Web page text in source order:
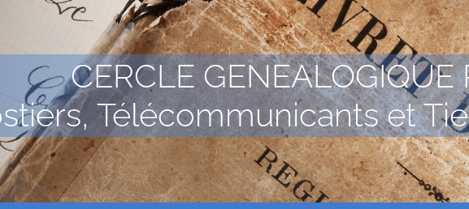
CERCLE GENEALOGIQUE
Télécommunicants et